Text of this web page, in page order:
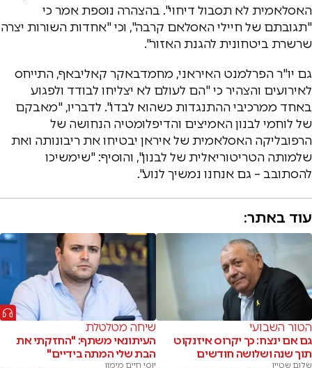
האסלאמית לא תסבול דיחוי". בהצהרה נוספת אמר כי
"תגובתם של חיילי האסלאם קרבה", וכי "אחדות השורות יצרה
שרשרת ביטחונית להגנת האזור".
גם יו"ר הפרלמנט האיראני, מחמדבאקר קאליבאף, התייחס
לאירועים והצהיר כי "הם לעולם לא יצליחו לבודד ולפגוע
באחד ממרכיבי ההתנגדות כשהוא לבדו". לדבריו, "מאבקם
של לוחמי לבנון האמיצים והדיפלומטיה הנחושה של
הרפובליקה האסלאמית של איראן יבטיחו את ריבונותה ואת
שלמותה הטריטוריאלית של לבנון", והוסיף: "שימשיכו
להסתובב – גם אנחנו נמשיך לנוע".
עוד באתר:
הטור השבועי
גם אם ינצח: כך יקרוס איזנקוט
תוך שנה ושלושה חודשים
שלום שטיין
שיחה מטלטלת
העיתונאי משתף: "החזקתי את
הבת שלי המתה בידיים"
יוסי חיים מימון